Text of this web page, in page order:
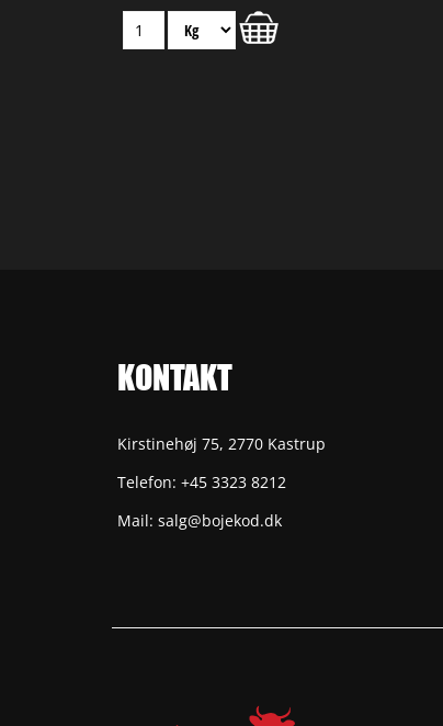
KONTAKT
Kirstinehøj 75, 2770 Kastrup
Telefon: +45 3323 8212
Mail: salg@bojekod.dk